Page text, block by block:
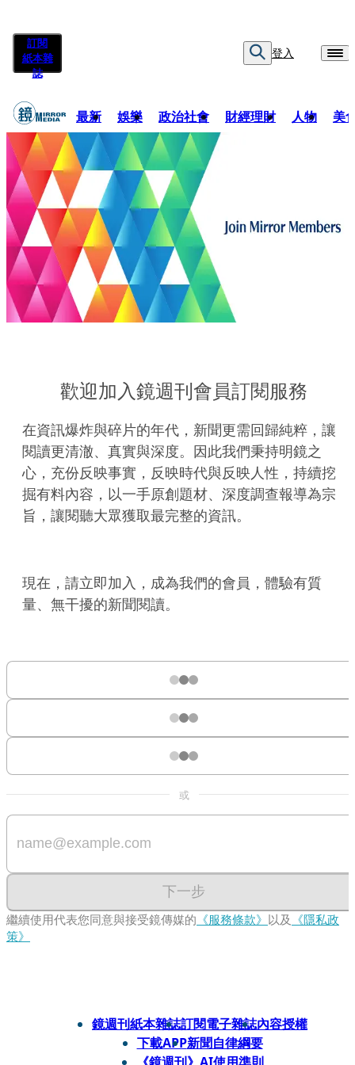
訂閱
紙本雜
誌
登入
最新 娛樂 政治社會 財經理財 人物 美
歡迎加入鏡週刊會員訂閱服務
在資訊爆炸與碎片的年代，新聞更需回歸純粹，讓
閱讀更清澈、真實與深度。因此我們秉持明鏡之
心，充份反映事實，反映時代與反映人性，持續挖
掘有料內容，以一手原創題材、深度調查報導為宗
旨，讓閱聽大眾獲取最完整的資訊。
現在，請立即加入，成為我們的會員，體驗有質
量、無干擾的新聞閱讀。
或
下一步
繼續使用代表您同意與接受鏡傳媒的 《服務條款》 以及 《隱私政
策》
鏡週刊紙本雜誌訂閱電子雜誌內容授權
下載APP新聞自律綱要